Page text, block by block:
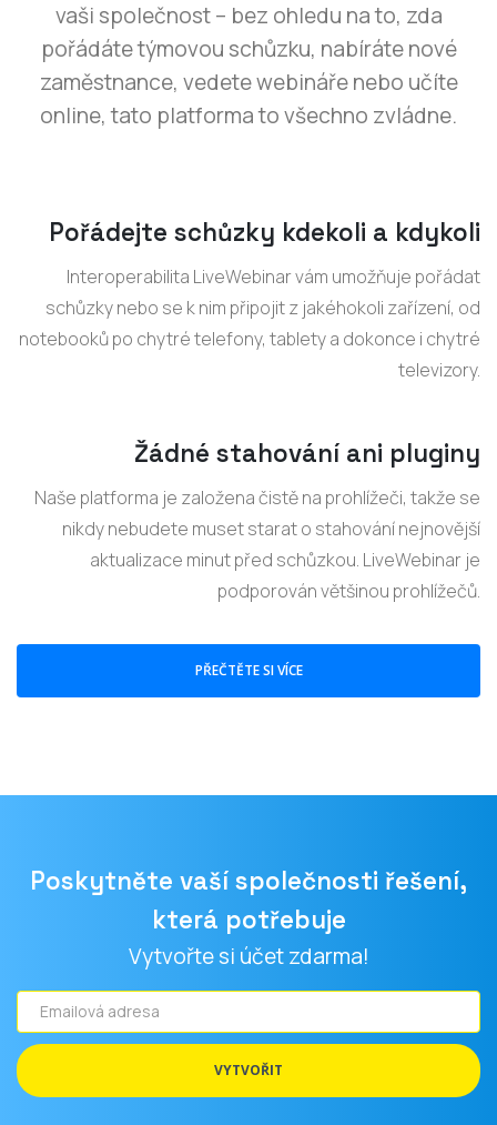
vaši společnost – bez ohledu na to, zda
pořádáte týmovou schůzku, nabíráte nové
zaměstnance, vedete webináře nebo učíte
online, tato platforma to všechno zvládne.
Pořádejte schůzky kdekoli a kdykoli
Interoperabilita LiveWebinar vám umožňuje pořádat
schůzky nebo se k nim připojit z jakéhokoli zařízení, od
notebooků po chytré telefony, tablety a dokonce i chytré
televizory.
Žádné stahování ani pluginy
Naše platforma je založena čistě na prohlížeči, takže se
nikdy nebudete muset starat o stahování nejnovější
aktualizace minut před schůzkou. LiveWebinar je
podporován většinou prohlížečů.
PŘEČTĚTE SI VÍCE
Poskytněte vaší společnosti řešení,
která potřebuje
Vytvořte si účet zdarma!
Emailová
adresa
VYTVOŘIT